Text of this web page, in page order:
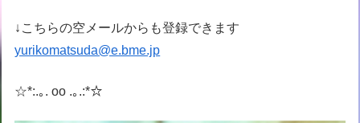
↓こちらの空メールからも登録できます
yurikomatsuda@e.bme.jp
☆*:.｡. oo .｡.:*☆